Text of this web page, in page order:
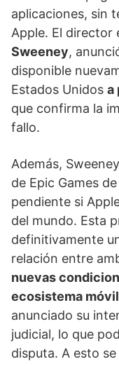
aplicaciones, sin
Apple. El director
Sweeney,
disponible
Estados Unidos a
que confirma la
fallo.
Además,
de Epic Games
pendiente si
del mundo. Esta
definitivamente
relación entre
nuevas
ecosistema móvil
anunciado su
judicial, lo que
disputa. A esto